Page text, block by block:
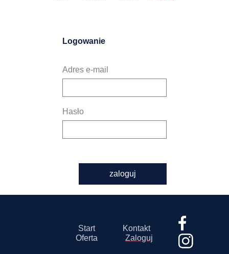
Logowanie
Adres e-mail
Hasło
zaloguj
Start
Kontakt
Oferta
Zaloguj